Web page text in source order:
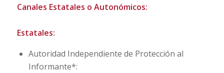
Canales Estatales o Autonómicos:
Estatales:
Autoridad Independiente de Protección al
Informante*: